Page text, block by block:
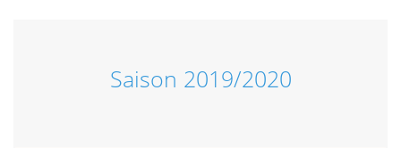
Saison 2019/2020